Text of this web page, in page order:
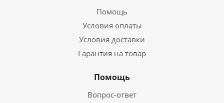
Помощь
Условия оплаты
Условия доставки
Гарантия на товар
Помощь
Вопрос-ответ